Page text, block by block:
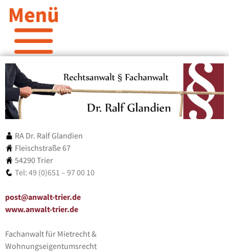
RA Dr. Ralf Glandien
Fleischstraße 67
54290 Trier
Tel: 49 (0)651 – 97 00 10
post@anwalt-trier.de
www.anwalt-trier.de
Fachanwalt für Mietrecht &
Wohnungseigentumsrecht